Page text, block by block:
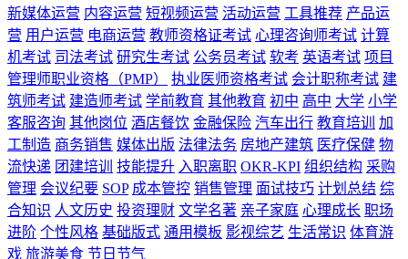
新媒体运营 内容运营 短视频运营 活动运营 工具推荐 产品运
营 用户运营 电商运营 教师资格证考试 心理咨询师考试 计算
机考试 司法考试 研究生考试 公务员考试 软考 英语考试 项目
管理师职业资格（PMP）
执业医师资格考试 会计职称考试 建
筑师考试 建造师考试 学前教育 其他教育 初中 高中 大学 小学
客服咨询 其他岗位 酒店餐饮 金融保险 汽车出行 教育培训
加
工制造 商务销售 媒体出版 法律法务 房地产建筑 医疗保健 物
流快递 团建培训 技能提升 入职离职 OKR-KPI 组织结构 采购
管理 会议纪要 SOP 成本管控 销售管理 面试技巧 计划总结 综
合知识 人文历史 投资理财 文学名著 亲子家庭 心理成长 职场
进阶 个性风格 基础版式 通用模板 影视综艺 生活常识 体育游
戏 旅游美食 节日节气